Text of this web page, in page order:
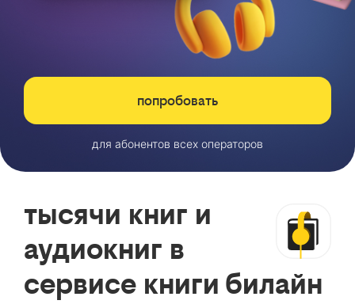
попробовать
для абонентов всех операторов
тысячи книг и
аудиокниг в
сервисе книги билайн